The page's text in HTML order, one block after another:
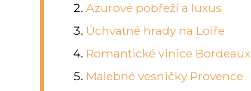
Azurové pobřeží a luxus
Úchvatné hrady na Loiře
Romantické vinice Bordeaux
Malebné vesničky Provence